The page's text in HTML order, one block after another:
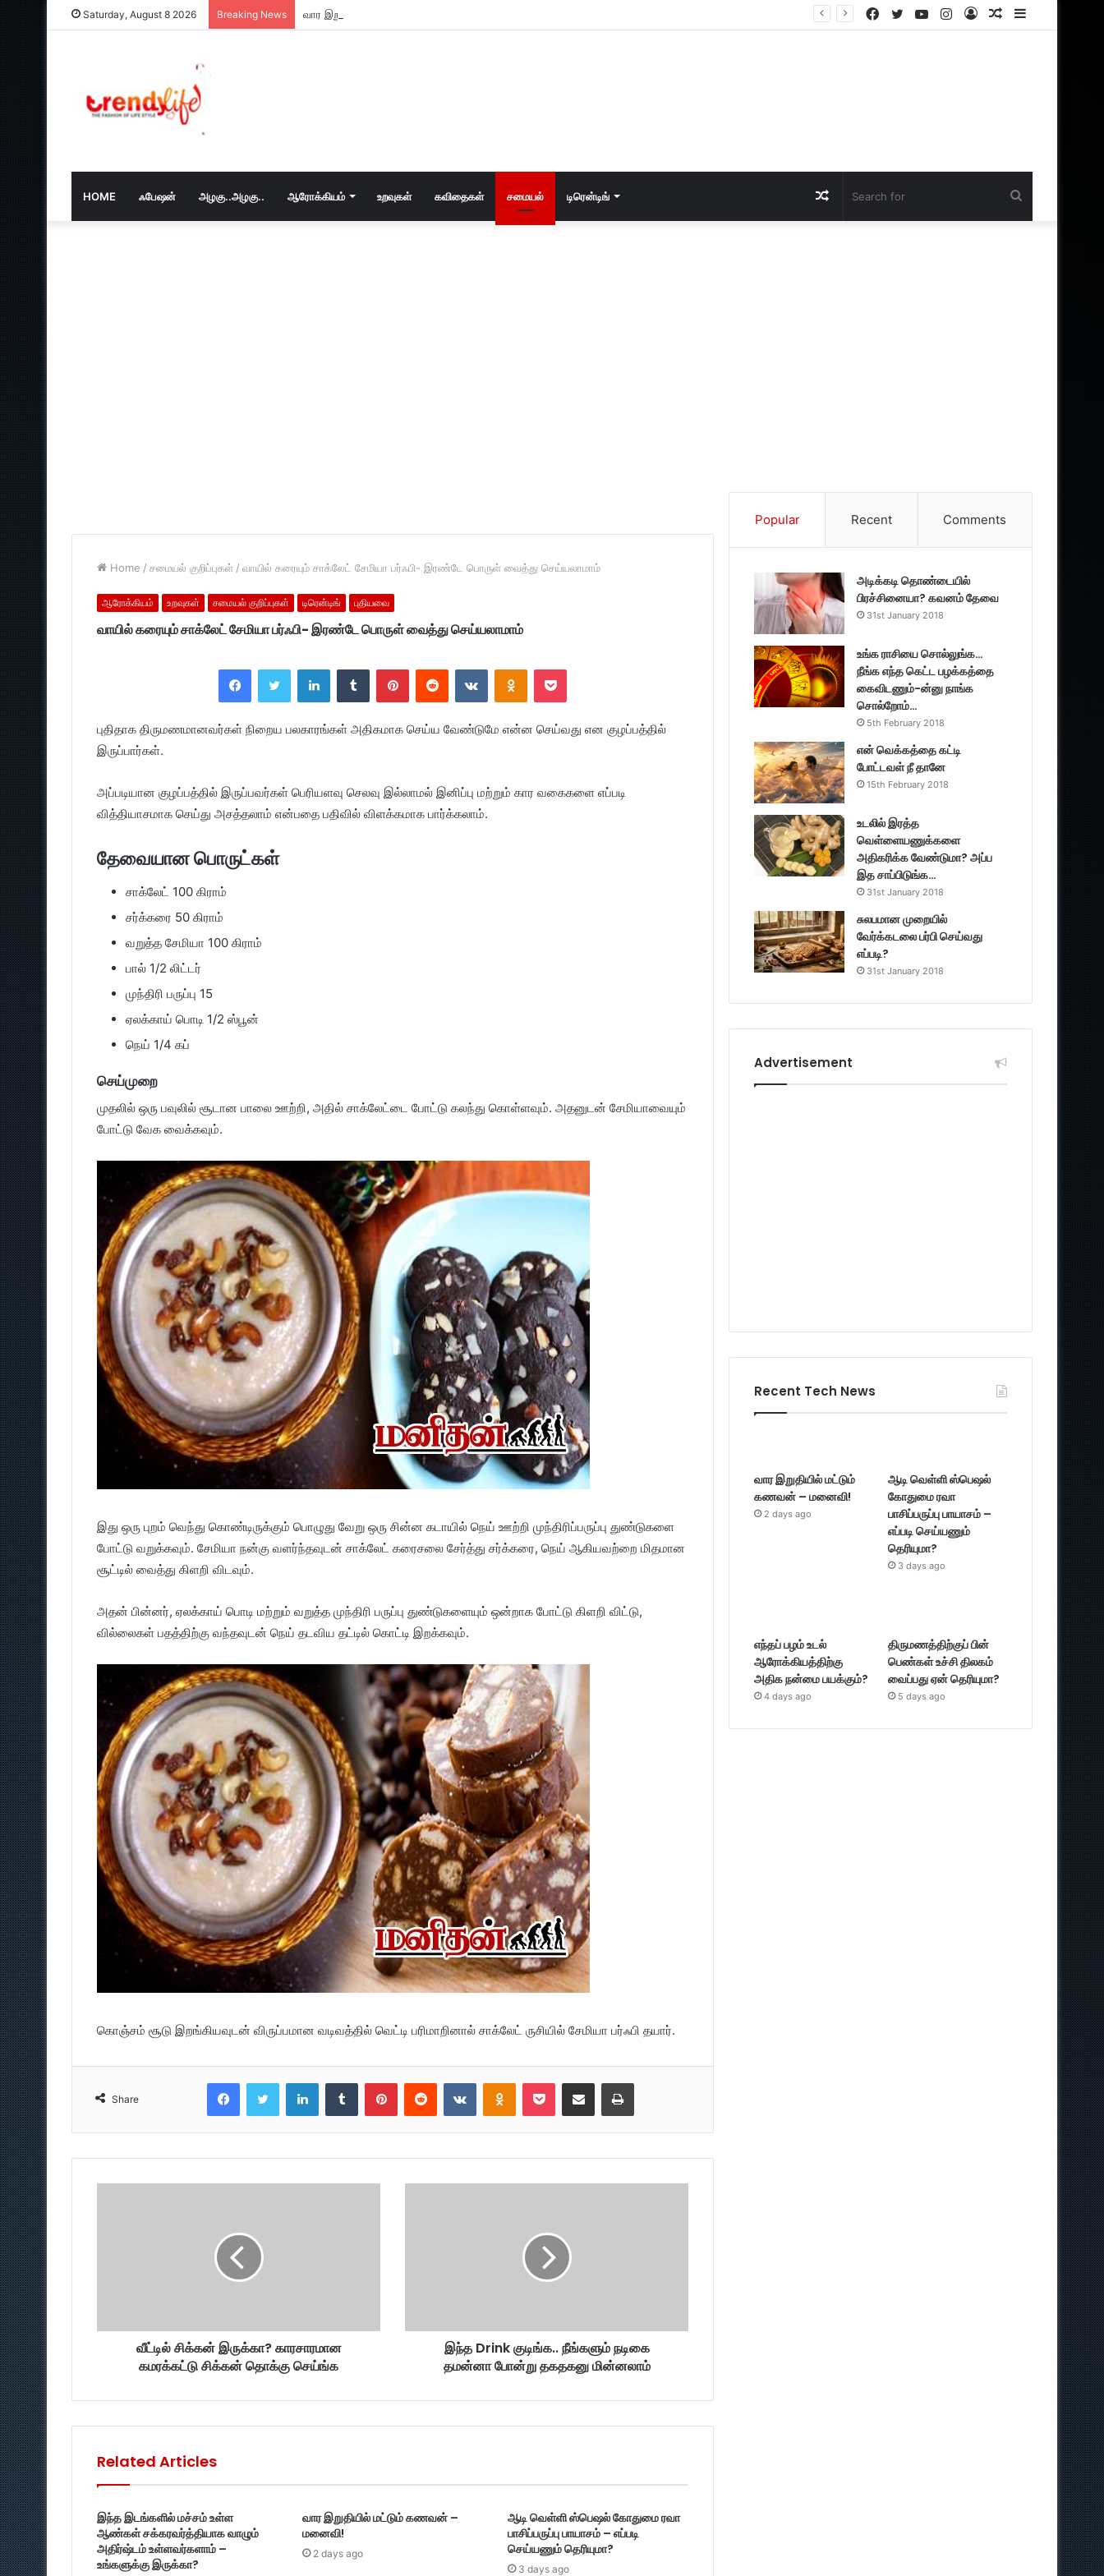
Saturday, August 8 2026 Breaking News வார இறுதியில் மட்டும் கணவன் – மனைவி! Sidebar
Random
Log
Instagram
YouTube
Twitter
Facebook
HOME ஃபேஷன் அழகு..அழகு.. ஆரோக்கியம் உறவுகள் கவிதைகள் சமையல் டிரென்டிங் Random
Home / சமையல் குறிப்புகள் / வாயில் கரையும் சாக்லேட் சேமியா பர்ஃபி- இரண்டே பொருள் வைத்து செய்யலாமாம்
ஆரோக்கியம் உறவுகள் சமையல் குறிப்புகள் டிரென்டிங் புதியவை
வாயில் கரையும் சாக்லேட் சேமியா பர்ஃபி- இரண்டே பொருள் வைத்து செய்யலாமாம்
FacebookTwitter LinkedInTumblr PinterestReddit VKontakteOdnoklassniki
Pocket
புதிதாக திருமணமானவர்கள் நிறைய பலகாரங்கள் அதிகமாக செய்ய வேண்டுமே என்ன செய்வது என குழப்பத்தில்
இருப்பார்கள்.
அப்படியான குழப்பத்தில் இருப்பவர்கள் பெரியளவு செலவு இல்லாமல் இனிப்பு மற்றும் கார வகைகளை எப்படி
வித்தியாசமாக செய்து அசத்தலாம் என்பதை பதிவில் விளக்கமாக பார்க்கலாம்.
தேவையான பொருட்கள்
சாக்லேட் 100 கிராம்
சர்க்கரை 50 கிராம்
வறுத்த சேமியா 100 கிராம்
பால் 1/2 லிட்டர்
முந்திரி பருப்பு 15
ஏலக்காய் பொடி 1/2 ஸ்பூன்
நெய் 1/4 கப்
செய்முறை
முதலில் ஒரு பவுலில் சூடான பாலை ஊற்றி, அதில் சாக்லேட்டை போட்டு கலந்து கொள்ளவும். அதனுடன் சேமியாவையும்
போட்டு வேக வைக்கவும்.
இது ஒரு புறம் வெந்து கொண்டிருக்கும் பொழுது வேறு ஒரு சின்ன கடாயில் நெய் ஊற்றி முந்திரிப்பருப்பு துண்டுகளை
போட்டு வறுக்கவும். சேமியா நன்கு வளர்ந்தவுடன் சாக்லேட் கரைசலை சேர்த்து சர்க்கரை, நெய் ஆகியவற்றை மிதமான
சூட்டில் வைத்து கிளறி விடவும்.
அதன் பின்னர், ஏலக்காய் பொடி மற்றும் வறுத்த முந்திரி பருப்பு துண்டுகளையும் ஒன்றாக போட்டு கிளறி விட்டு,
வில்லைகள் பதத்திற்கு வந்தவுடன் நெய் தடவிய தட்டில் கொட்டி இறக்கவும்.
கொஞ்சம் சூடு இறங்கியவுடன் விருப்பமான வடிவத்தில் வெட்டி பரிமாறினால் சாக்லேட் ருசியில் சேமியா பர்ஃபி தயார்.
Share
FacebookTwitter LinkedInTumblr PinterestReddit VKontakteOdnoklassniki
Pocket Share via Email Print
வீட்டில் சிக்கன் இருக்கா? காரசாரமான
கமரக்கட்டு சிக்கன் தொக்கு செய்ங்க
இந்த Drink குடிங்க.. நீங்களும் நடிகை
தமன்னா போன்று தகதகனு மின்னலாம்
Related Articles
இந்த இடங்களில் மச்சம் உள்ள
ஆண்கள் சக்கரவர்த்தியாக வாழும்
அதிர்ஷ்டம் உள்ளவர்களாம் –
உங்களுக்கு இருக்கா?
வார இறுதியில் மட்டும் கணவன் –
மனைவி!
2 days ago
ஆடி வெள்ளி ஸ்பெஷல் கோதுமை ரவா
பாசிப்பருப்பு பாயாசம் – எப்படி
செய்யணும் தெரியுமா?
3 days ago
Popular Recent Comments
அடிக்கடி தொண்டையில்
பிரச்சினையா? கவனம் தேவை
31st January 2018
உங்க ராசியை சொல்லுங்க…
நீங்க எந்த கெட்ட பழக்கத்தை
கைவிடணும்-ன்னு நாங்க
சொல்றோம்…
5th February 2018
என் வெக்கத்தை கட்டி
போட்டவள் நீ தானே
15th February 2018
உடலில் இரத்த
வெள்ளையணுக்களை
அதிகரிக்க வேண்டுமா? அப்ப
இத சாப்பிடுங்க…
31st January 2018
சுலபமான முறையில்
வேர்க்கடலை பர்பி செய்வது
எப்படி?
31st January 2018
Advertisement
Recent Tech News
வார இறுதியில் மட்டும்
கணவன் – மனைவி!
2 days ago
ஆடி வெள்ளி ஸ்பெஷல்
கோதுமை ரவா
பாசிப்பருப்பு பாயாசம் –
எப்படி செய்யணும்
தெரியுமா?
3 days ago
எந்தப் பழம் உடல்
ஆரோக்கியத்திற்கு
அதிக நன்மை பயக்கும்?
4 days ago
திருமணத்திற்குப் பின்
பெண்கள் உச்சி திலகம்
வைப்பது ஏன் தெரியுமா?
5 days ago